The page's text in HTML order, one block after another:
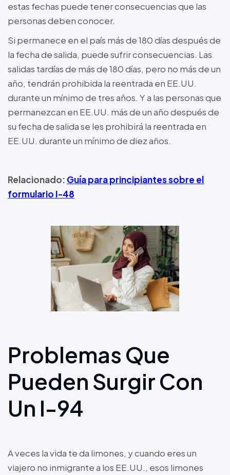
estas fechas puede tener consecuencias que las
personas deben conocer.
Si permanece en el país más de 180 días después de
la fecha de salida, puede sufrir consecuencias. Las
salidas tardías de más de 180 días, pero no más de un
año, tendrán prohibida la reentrada en EE.UU.
durante un mínimo de tres años. Y a las personas que
permanezcan en EE.UU. más de un año después de
su fecha de salida se les prohibirá la reentrada en
EE.UU. durante un mínimo de diez años.
Relacionado: Guía para principiantes sobre el
formulario I-48
Problemas Que
Pueden Surgir Con
Un I-94
A veces la vida te da limones, y cuando eres un
viajero no inmigrante a los EE.UU., esos limones